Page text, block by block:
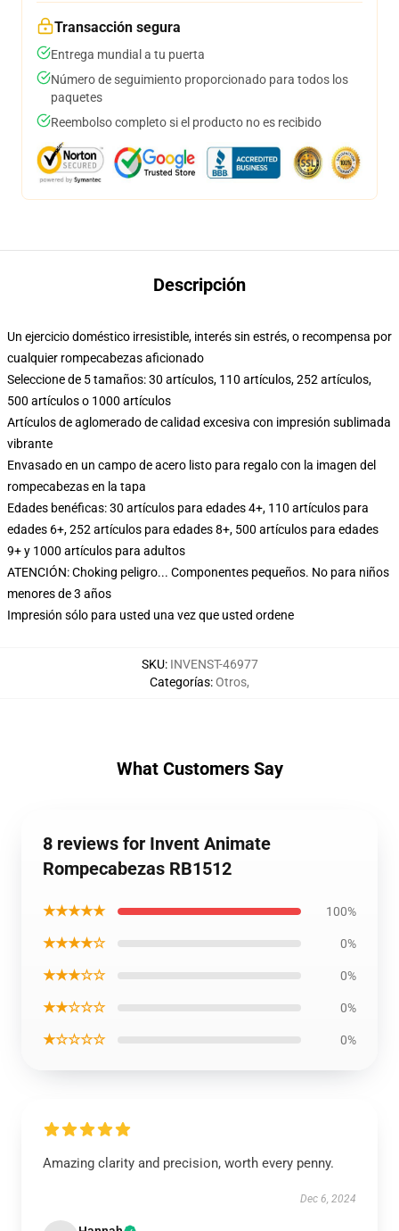
Transacción segura
Entrega mundial a tu puerta
Número de seguimiento proporcionado para todos los
paquetes
Reembolso completo si el producto no es recibido
Descripción
Un ejercicio doméstico irresistible, interés sin estrés, o recompensa por
cualquier rompecabezas aficionado
Seleccione de 5 tamaños: 30 artículos, 110 artículos, 252 artículos,
500 artículos o 1000 artículos
Artículos de aglomerado de calidad excesiva con impresión sublimada
vibrante
Envasado en un campo de acero listo para regalo con la imagen del
rompecabezas en la tapa
Edades benéficas: 30 artículos para edades 4+, 110 artículos para
edades 6+, 252 artículos para edades 8+, 500 artículos para edades
9+ y 1000 artículos para adultos
ATENCIÓN: Choking peligro... Componentes pequeños. No para niños
menores de 3 años
Impresión sólo para usted una vez que usted ordene
SKU: INVENST-46977
Categorías:Otros,
What Customers Say
8 reviews for Invent Animate
Rompecabezas RB1512
★★★★★ 100%
★★★★☆ 0%
★★★☆☆ 0%
★★☆☆☆ 0%
★☆☆☆☆ 0%
Amazing clarity and precision, worth every penny.
Dec 6, 2024